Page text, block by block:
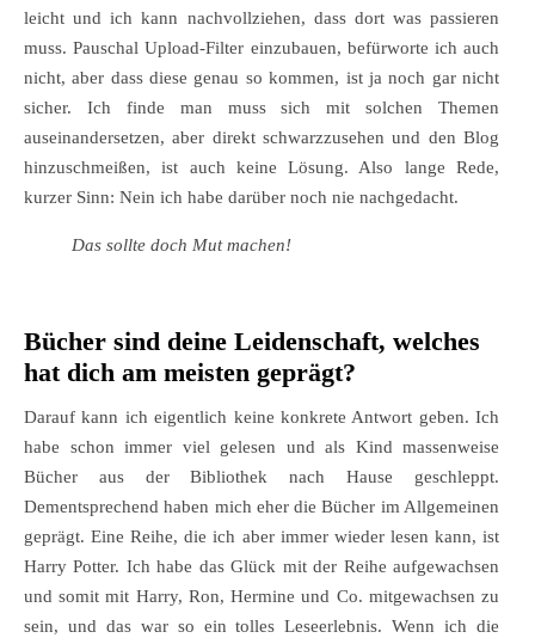
leicht und ich kann nachvollziehen, dass dort was passieren
muss. Pauschal Upload-Filter einzubauen, befürworte ich auch
nicht, aber dass diese genau so kommen, ist ja noch gar nicht
sicher. Ich finde man muss sich mit solchen Themen
auseinandersetzen, aber direkt schwarzzusehen und den Blog
hinzuschmeißen, ist auch keine Lösung. Also lange Rede,
kurzer Sinn: Nein ich habe darüber noch nie nachgedacht.
Das sollte doch Mut machen!
Bücher sind deine Leidenschaft, welches
hat dich am meisten geprägt?
Darauf kann ich eigentlich keine konkrete Antwort geben. Ich
habe schon immer viel gelesen und als Kind massenweise
Bücher aus der Bibliothek nach Hause geschleppt.
Dementsprechend haben mich eher die Bücher im Allgemeinen
geprägt. Eine Reihe, die ich aber immer wieder lesen kann, ist
Harry Potter. Ich habe das Glück mit der Reihe aufgewachsen
und somit mit Harry, Ron, Hermine und Co. mitgewachsen zu
sein, und das war so ein tolles Leseerlebnis. Wenn ich die